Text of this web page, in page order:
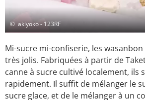
© akiyoko - 123RF
Mi-sucre mi-confiserie, les
très jolis. Fabriquées à partir de
canne à sucre cultivé localement, ils
rapidement. Il suffit de mélanger le
sucre glace, et de le mélanger à un